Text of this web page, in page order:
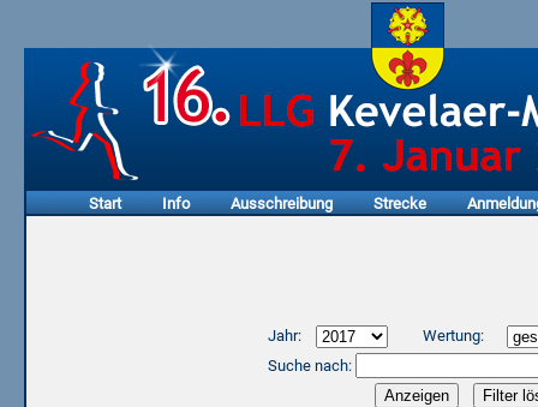
Start Info Ausschreibung Strecke
Jahr:
Wertung:
Suche nach: